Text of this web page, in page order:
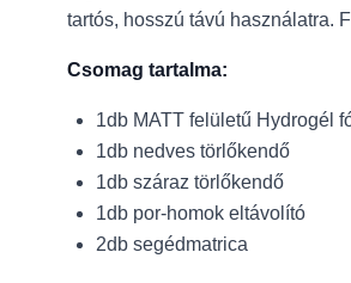
tartós, hosszú távú használatra.
Csomag tartalma:
1db MATT felületű Hydrogél
1db nedves törlőkendő
1db száraz törlőkendő
1db por-homok eltávolító
2db segédmatrica